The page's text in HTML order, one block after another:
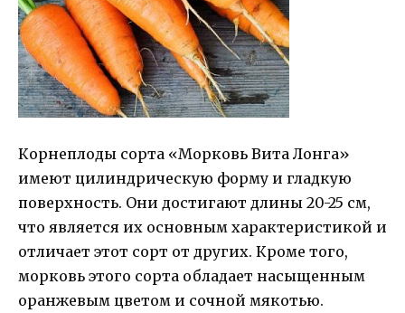
Корнеплоды сорта «Морковь Вита Лонга»
имеют цилиндрическую форму и гладкую
поверхность. Они достигают длины 20-25 см,
что является их основным характеристикой и
отличает этот сорт от других. Кроме того,
морковь этого сорта обладает насыщенным
оранжевым цветом и сочной мякотью.